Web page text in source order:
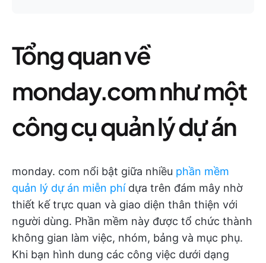
Tổng quan về
monday.com như một
công cụ quản lý dự án
monday. com nổi bật giữa nhiều phần mềm
quản lý dự án miễn phídựa trên đám mây nhờ
thiết kế trực quan và giao diện thân thiện với
người dùng. Phần mềm này được tổ chức thành
không gian làm việc, nhóm, bảng và mục phụ.
Khi bạn hình dung các công việc dưới dạng